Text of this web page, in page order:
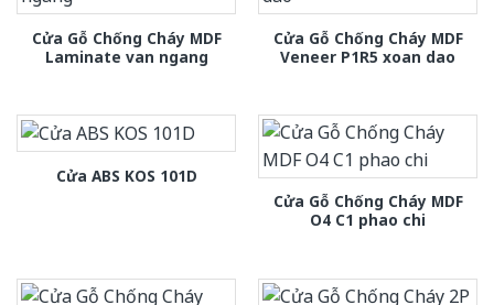
Cửa Gỗ Chống Cháy MDF
Laminate van ngang
Cửa Gỗ Chống Cháy MDF
Veneer P1R5 xoan dao
Cửa ABS KOS 101D
Cửa Gỗ Chống Cháy MDF
O4 C1 phao chi